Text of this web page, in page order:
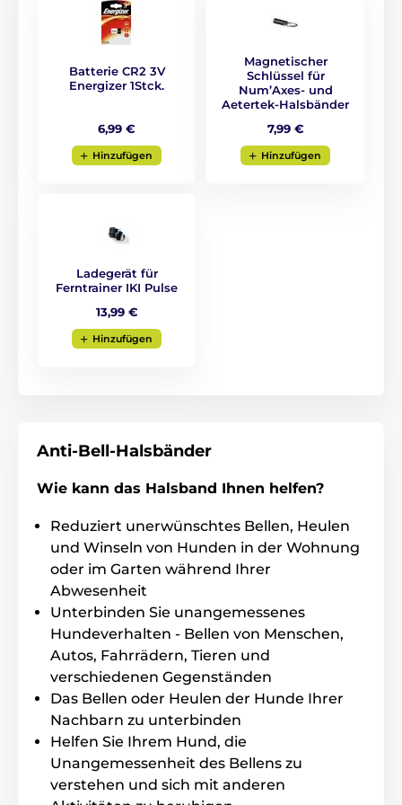
Das Halsband unterscheidet das Bellen
des Hundes durch den Klang seiner
eingebauten Mikrofons im Gerät am Halsband Ihres
Hundesschließt ein falsches Auslösen des
Halsbandes durch den Lärm oder das Bellen fremder
Hunde vollständig aus
2) Signal plus schwacher Impuls -
ansteigender Impuls; 5) Ton + stärkerer Impuls (für
Einstellung
Impulskorrekturmodi und auch die
Bellempfindlichkeit in 10 Stufen
einstellen.
Stellen Sie das Halsband einfach so ein,
dass es zu Ihrem Hund passt.
Batterie und Aufladen
Batterie CR2 3V
Energizer 1Stck.
6,99 €
Hinzufügen
Magnetischer
Schlüssel für
Num’Axes- und
Aetertek-Halsbänder
7,99 €
Hinzufügen
Ladegerät für
Ferntrainer IKI Pulse
13,99 €
Hinzufügen
Anti-Bell-Halsbänder
Wie kann das Halsband Ihnen helfen?
Reduziert unerwünschtes Bellen, Heulen
und Winseln von Hunden in der Wohnung
oder im Garten während Ihrer
Abwesenheit
Unterbinden Sie unangemessenes
Hundeverhalten - Bellen von Menschen,
Autos, Fahrrädern, Tieren und
verschiedenen Gegenständen
Das Bellen oder Heulen der Hunde Ihrer
Nachbarn zu unterbinden
Helfen Sie Ihrem Hund, die
Unangemessenheit des Bellens zu
verstehen und sich mit anderen